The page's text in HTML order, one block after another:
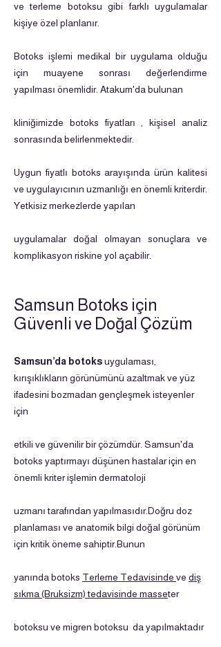
ve terleme botoksu gibi farklı uygulamalar
kişiye özel planlanır.
Botoks işlemi medikal bir uygulama olduğu
için muayene sonrası değerlendirme
yapılması önemlidir. Atakum'da bulunan
kliniğimizde botoks fiyatları , kişisel analiz
sonrasında belirlenmektedir.
Uygun fiyatlı botoks arayışında ürün kalitesi
ve uygulayıcının uzmanlığı en önemli kriterdir.
Yetkisiz merkezlerde yapılan
uygulamalar doğal olmayan sonuçlara ve
komplikasyon riskine yol açabilir.
Samsun Botoks için
Güvenli ve Doğal Çözüm
Samsun’da botoksuygulaması,
kırışıklıkların görünümünü azaltmak ve yüz
ifadesini bozmadan gençleşmek isteyenler
için
etkili ve güvenilir bir çözümdür. Samsun'da
botoks yaptırmayı düşünen hastalar için en
önemli kriter işlemin dermatoloji
uzmanı tarafından yapılmasıdır.Doğru doz
planlaması ve anatomik bilgi doğal görünüm
için kritik öneme sahiptir.Bunun
yanında botoks Terleme Tedavisinde ve diş
sıkma (Bruksizm) tedavisinde masseter
botoksu ve migren botoksu da yapılmaktadır